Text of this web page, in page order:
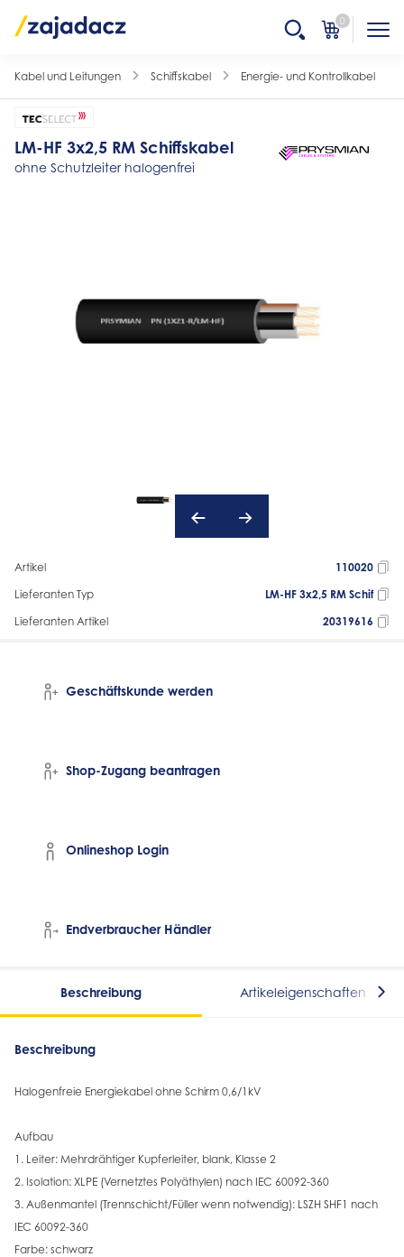
0
Kabel und Leitungen Schiffskabel Energie- und Kontrollkabel
LM-HF 3x2,5 RM Schiffskabel
ohne Schutzleiter halogenfrei
Artikel
110020
Lieferanten Typ
LM-HF 3x2,5 RM Schif
Lieferanten Artikel
20319616
Beschreibung Artikeleigenschaften
Beschreibung
Halogenfreie Energiekabel ohne Schirm 0,6/1kV
Aufbau
1. Leiter: Mehrdrähtiger Kupferleiter, blank, Klasse 2
2. Isolation: XLPE (Vernetztes Polyäthylen) nach IEC 60092-360
3. Außenmantel (Trennschicht/Füller wenn notwendig): LSZH SHF1 nach
IEC 60092-360
Farbe: schwarz
Geschäftskunde werden
Shop-Zugang beantragen
Onlineshop Login
Endverbraucher Händler